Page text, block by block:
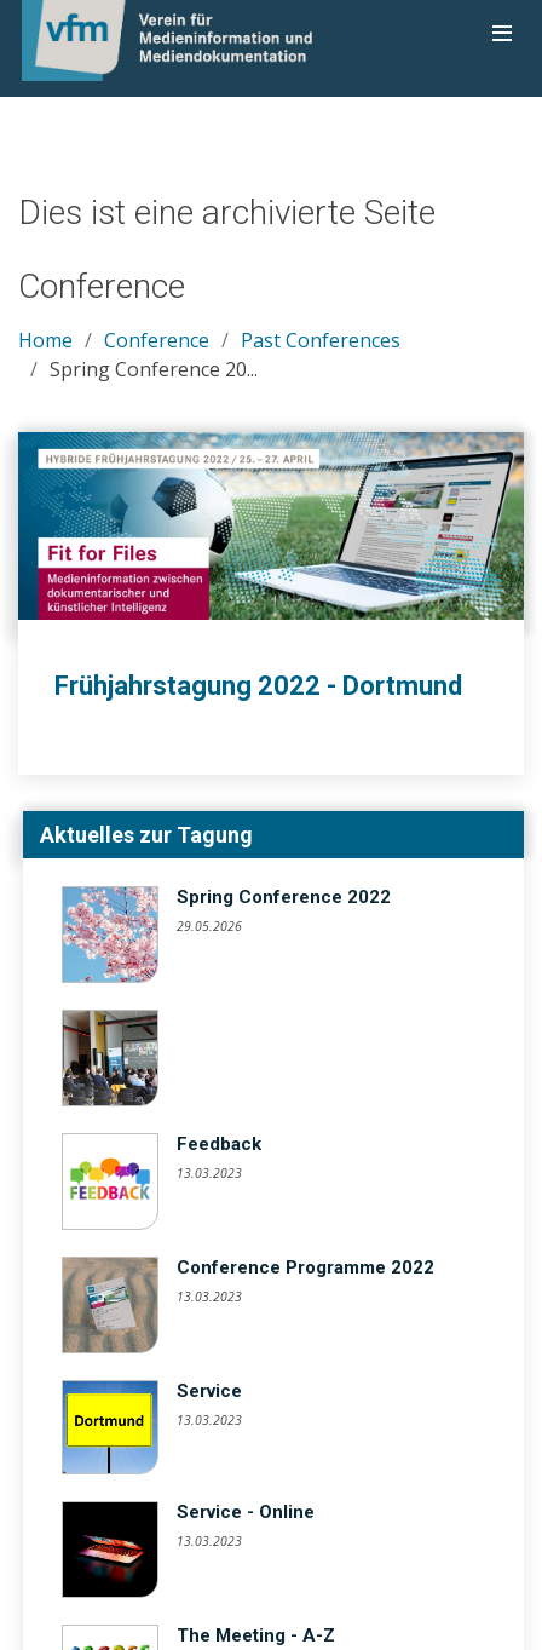
Dies ist eine archivierte Seite
Conference
Home Conference
Past Conferences
Spring Conference 20...
Frühjahrstagung 2022 - Dortmund
Aktuelles zur Tagung
Spring Conference 2022
29.05.2026
Feedback
13.03.2023
Conference Programme 2022
13.03.2023
Service
13.03.2023
Service - Online
13.03.2023
The Meeting - A-Z